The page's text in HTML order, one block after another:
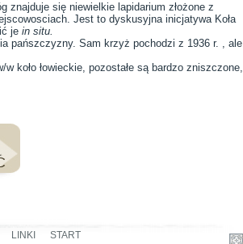
znajduje się niewielkie lapidarium złożone z
Jest to dyskusyjna inicjatywa Koła
je in situ.
pańszczyzny. Sam krzyż pochodzi z 1936 r. , ale
koło łowieckie, pozostałe są bardzo zniszczone,
LINKI START